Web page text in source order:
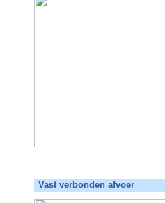
Vast verbonden afvoer